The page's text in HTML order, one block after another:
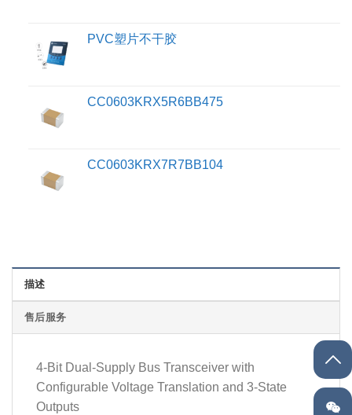
PVC塑片不干胶
CC0603KRX5R6BB475
CC0603KRX7R7BB104
描述
售后服务
4-Bit Dual-Supply Bus Transceiver with
Configurable Voltage Translation and 3-State
Outputs